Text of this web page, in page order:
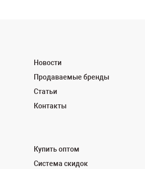
Новости
Продаваемые бренды
Статьи
Контакты
Купить оптом
Система скидок